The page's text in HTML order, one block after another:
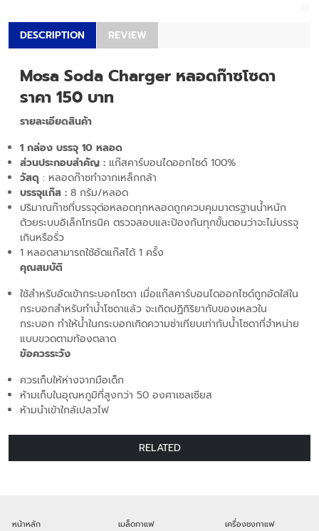
DESCRIPTION REVIEW
Mosa Soda Charger หลอดก๊าซโซดา
ราคา 150 บาท
รายละเอียดสินค้า
1 กล่อง บรรจุ 10 หลอด
ส่วนประกอบสำคัญ : แก๊สคาร์บอนไดออกไซด์ 100%
วัสดุ : หลอดก๊าซทำจากเหล็กกล้า
บรรจุแก๊ส : 8 กรัม/หลอด
ปริมาณก๊าซที่บรรจุต่อหลอดทุกหลอดถูกควบคุมมาตรฐานน้ำหนัก
ด้วยระบบอิเล็กโทรนิค ตรวจสอบและป้องกันทุกขั้นตอนว่าจะไม่บรรจุ
เกินหรือรั่ว
1 หลอดสามารถใช้อัดแก๊สได้ 1 ครั้ง
คุณสมบัติ
ใช้สำหรับอัดเข้ากระบอกโซดา เมื่อแก๊สคาร์บอนไดออกไซด์ถูกอัดใส่ใน
กระบอกสำหรับทำน้ำโซดาแล้ว จะเกิดปฏิกิริยากับของเหลวใน
กระบอก ทำให้น้ำในกระบอกเกิดความซ่าเทียบเท่ากับน้ำโซดาที่จำหน่าย
แบบขวดตามท้องตลาด
ข้อควรระวัง
ควรเก็บให้ห่างจากมือเด็ก
ห้ามเก็บในอุณหภูมิที่สูงกว่า 50 องศาเซลเซียส
ห้ามนำเข้าใกล้เปลวไฟ
RELATED
หน้าหลัก
เมล็ดกาแฟ
เครื่องชงกาแฟ